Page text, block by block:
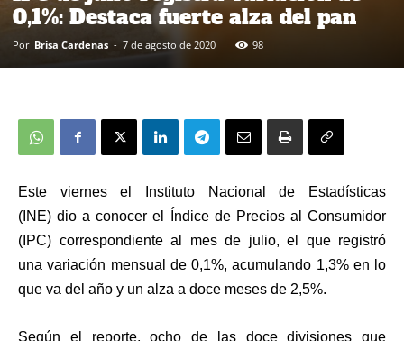
0,1%: Destaca fuerte alza del pan
Por Brisa Cardenas - 7 de agosto de 2020 98
Este viernes el Instituto Nacional de Estadísticas
(INE) dio a conocer el Índice de Precios al Consumidor
(IPC) correspondiente al mes de julio, el que registró
una variación mensual de 0,1%, acumulando 1,3% en lo
que va del año y un alza a doce meses de 2,5%.
Según el reporte, ocho de las doce divisiones que